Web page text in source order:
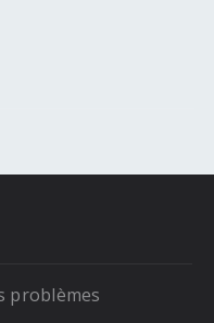
problèmes